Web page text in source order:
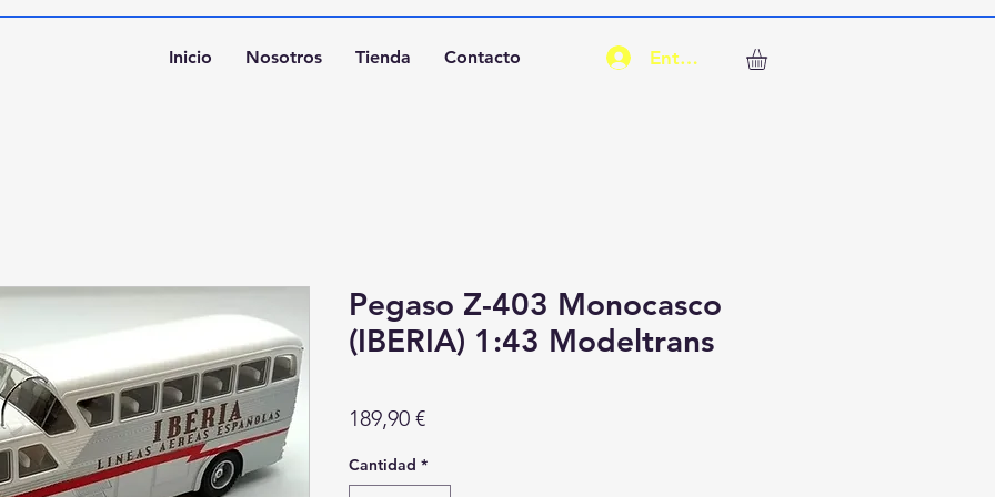
Inicio Nosotros Tienda Contacto Entrar
Pegaso Z-403 Monocasco
(IBERIA) 1:43 Modeltrans
189,90 €Precio
Cantidad *